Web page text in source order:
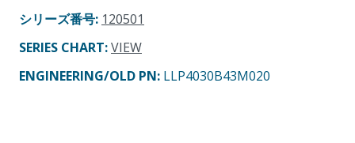
シリーズ番号: 120501
SERIES CHART:VIEW
ENGINEERING/OLD PN: LLP4030B43M020